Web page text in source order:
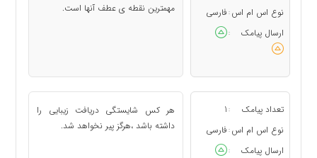
نوع اس ام اس : فارسی
ارسال پیامک
:
مهمترین نقطه ی عطف آنها است.
تعداد پیامک :
1
نوع اس ام اس : فارسی
ارسال پیامک
:
هر کس شایستگی دریافت زیبایی را
داشته باشد ،هرگز پیر نخواهد شد.